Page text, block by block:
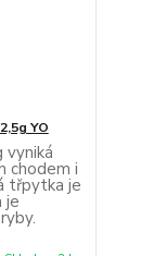
YO
vyniká
chodem i
třpytka je
je